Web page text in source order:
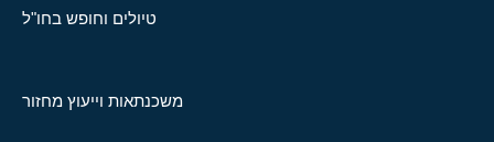
טיולים וחופש בחו"ל
משכנתאות וייעוץ מחזור